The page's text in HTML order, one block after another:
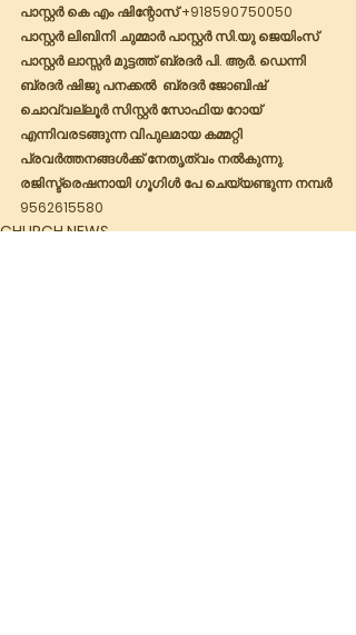
പാസ്റ്റർ കെ എം ഷിന്റോസ് +918590750050
പാസ്റ്റർ ലിബിനി ചുമ്മാർ പാസ്റ്റർ സി.യു ജെയിംസ്
പാസ്റ്റർ ലാസ്സർ മുട്ടത്ത് ബ്രദർ പി. ആർ. ഡെന്നി
ബ്രദർ ഷിജു പനക്കൽ  ബ്രദർ ജോബിഷ്
ചൊവ്വല്ലൂർ സിസ്റ്റർ സോഫിയ റോയ്
എന്നിവരടങ്ങുന്ന വിപുലമായ കമ്മറ്റി
പ്രവർത്തനങ്ങൾക്ക് നേതൃത്വം നൽകുന്നു.
രജിസ്ട്രെഷനായി ഗൂഗിൾ പേ ചെയ്യണ്ടുന്ന നമ്പർ
9562615580
CHURCH NEWS